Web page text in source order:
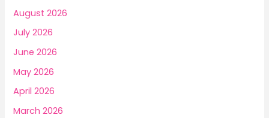
August 2026
July 2026
June 2026
May 2026
April 2026
March 2026